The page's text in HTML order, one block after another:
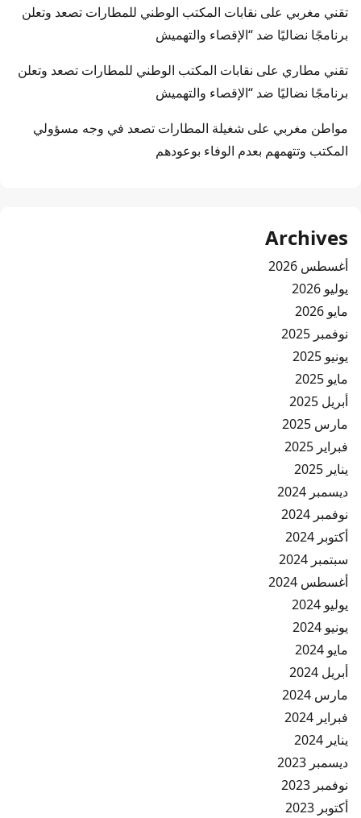
تقني مغربي على نقابات المكتب الوطني للمطارات تصعد وتعلن
برنامجًا نضاليًا ضد “الإقصاء والتهميش
تقني مطاري على نقابات المكتب الوطني للمطارات تصعد وتعلن
برنامجًا نضاليًا ضد “الإقصاء والتهميش
مواطن مغربي على شغيلة المطارات تصعد في وجه مسؤولي
المكتب وتتهمهم بعدم الوفاء بوعودهم
Archives
أغسطس 2026
يوليو 2026
مايو 2026
نوفمبر 2025
يونيو 2025
مايو 2025
أبريل 2025
مارس 2025
فبراير 2025
يناير 2025
ديسمبر 2024
نوفمبر 2024
أكتوبر 2024
سبتمبر 2024
أغسطس 2024
يوليو 2024
يونيو 2024
مايو 2024
أبريل 2024
مارس 2024
فبراير 2024
يناير 2024
ديسمبر 2023
نوفمبر 2023
أكتوبر 2023